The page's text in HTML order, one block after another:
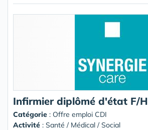
Infirmier diplômé d'état F/H
Catégorie : Offre emploi CDI
Activité : Santé / Médical / Social